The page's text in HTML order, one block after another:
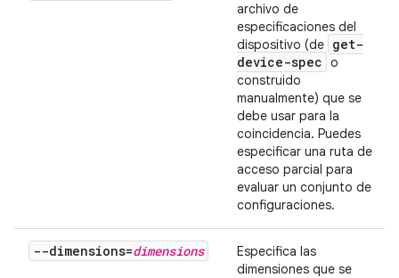
archivo de
especificaciones del
dispositivo (de get-
device-spec o
construido
manualmente) que se
debe usar para la
coincidencia. Puedes
especificar una ruta de
acceso parcial para
evaluar un conjunto de
configuraciones.
--dimensions=dimensions
Especifica las
dimensiones que se